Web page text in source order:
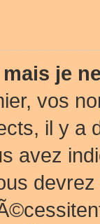
je
vos
il y a
avez